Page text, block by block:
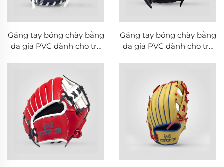
Găng tay bóng chày bằng
da giả PVC dành cho trẻ
Găng tay bóng chày bằng
da giả PVC dành cho trẻ